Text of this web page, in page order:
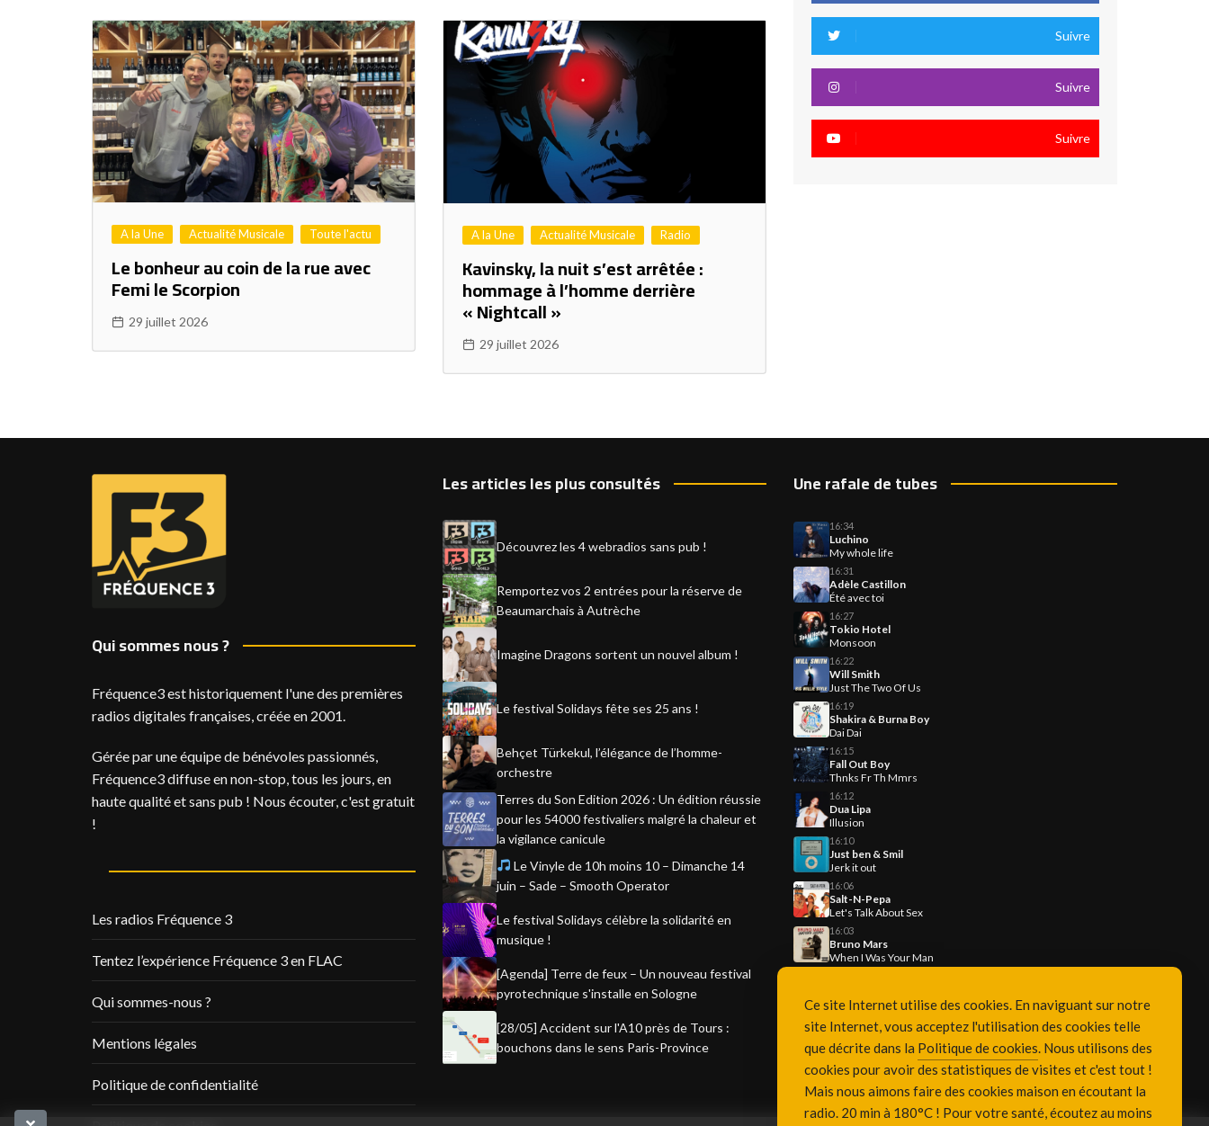
A la Une Actualité Musicale Toute l'actu
Le bonheur au coin de la rue avec
Femi le Scorpion
29 juillet 2026
A la Une Actualité Musicale Radio
Kavinsky, la nuit s’est arrêtée :
hommage à l’homme derrière
« Nightcall »
29 juillet 2026
Suivre
Suivre
Suivre
Qui sommes nous ?
Fréquence3 est historiquement l'une des premières
radios digitales françaises, créée en 2001.
Gérée par une équipe de bénévoles passionnés,
Fréquence3 diffuse en non-stop, tous les jours, en
haute qualité et sans pub ! Nous écouter, c'est gratuit
!
Les radios Fréquence 3
Tentez l’expérience Fréquence 3 en FLAC
Qui sommes-nous ?
Mentions légales
Politique de confidentialité
Les articles les plus consultés
Découvrez les 4 webradios sans pub !
Remportez vos 2 entrées pour la réserve de
Beaumarchais à Autrèche
Imagine Dragons sortent un nouvel album !
Le festival Solidays fête ses 25 ans !
Behçet Türkekul, l’élégance de l’homme-
orchestre
Terres du Son Edition 2026 : Un édition réussie
pour les 54000 festivaliers malgré la chaleur et
la vigilance canicule
Le Vinyle de 10h moins 10 – Dimanche 14
juin – Sade – Smooth Operator
Le festival Solidays célèbre la solidarité en
musique !
[Agenda] Terre de feux – Un nouveau festival
pyrotechnique s'installe en Sologne
[28/05] Accident sur l'A10 près de Tours :
bouchons dans le sens Paris-Province
Une rafale de tubes
16:34
Luchino
My whole life
16:31
Adèle Castillon
Été avec toi
16:27
Tokio Hotel
Monsoon
16:22
Will Smith
Just The Two Of Us
16:19
Shakira & Burna Boy
Dai Dai
16:15
Fall Out Boy
Thnks Fr Th Mmrs
16:12
Dua Lipa
Illusion
16:10
Just ben & Smil
Jerk it out
16:06
Salt-N-Pepa
Let's Talk About Sex
16:03
Bruno Mars
When I Was Your Man
Ce site Internet utilise des cookies. En naviguant sur notre
site Internet, vous acceptez l'utilisation des cookies telle
que décrite dans la Politique de cookies. Nous utilisons des
cookies pour avoir des statistiques de visites et c'est tout !
Mais nous aimons faire des cookies maison en écoutant la
radio. 20 min à 180°C ! Pour votre santé, écoutez au moins